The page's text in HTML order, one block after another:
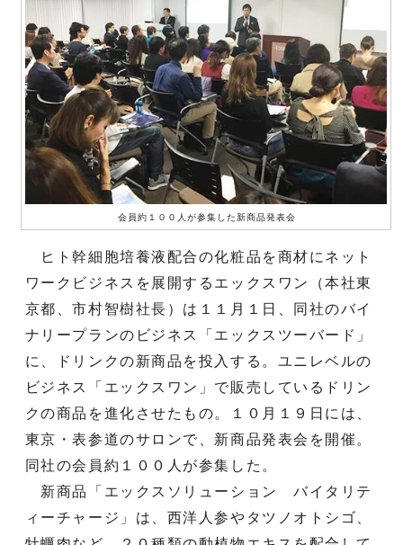
会員約１００人が参集した新商品発表会
ヒト幹細胞培養液配合の化粧品を商材にネット
ワークビジネスを展開するエックスワン（本社東
京都、市村智樹社長）は１１月１日、同社のバイ
ナリープランのビジネス「エックスツーバード」
に、ドリンクの新商品を投入する。ユニレベルの
ビジネス「エックスワン」で販売しているドリン
クの商品を進化させたもの。１０月１９日には、
東京・表参道のサロンで、新商品発表会を開催。
同社の会員約１００人が参集した。
新商品「エックスソリューション バイタリテ
ィーチャージ」は、西洋人参やタツノオトシゴ、